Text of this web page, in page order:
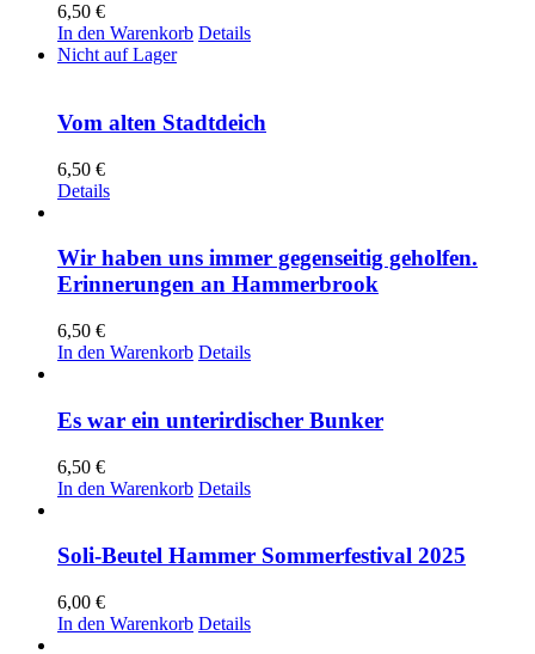
6,50 €
In den Warenkorb Details
Nicht auf Lager
Vom alten Stadtdeich
6,50 €
Details
Wir haben uns immer gegenseitig geholfen.
Erinnerungen an Hammerbrook
6,50 €
In den Warenkorb Details
Es war ein unterirdischer Bunker
6,50 €
In den Warenkorb Details
Soli-Beutel Hammer Sommerfestival 2025
6,00 €
In den Warenkorb Details